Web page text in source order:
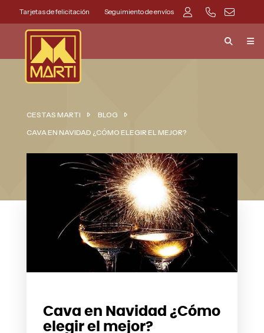
Tarjetas de felicitación Seguimiento de envíos
CESTAS MARTI
BLOG
CAVA EN NAVIDAD ¿CÓMO ELEGIR EL MEJOR?
Cava en Navidad ¿Cómo
elegir el mejor?